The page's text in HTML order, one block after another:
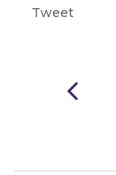
Tweet